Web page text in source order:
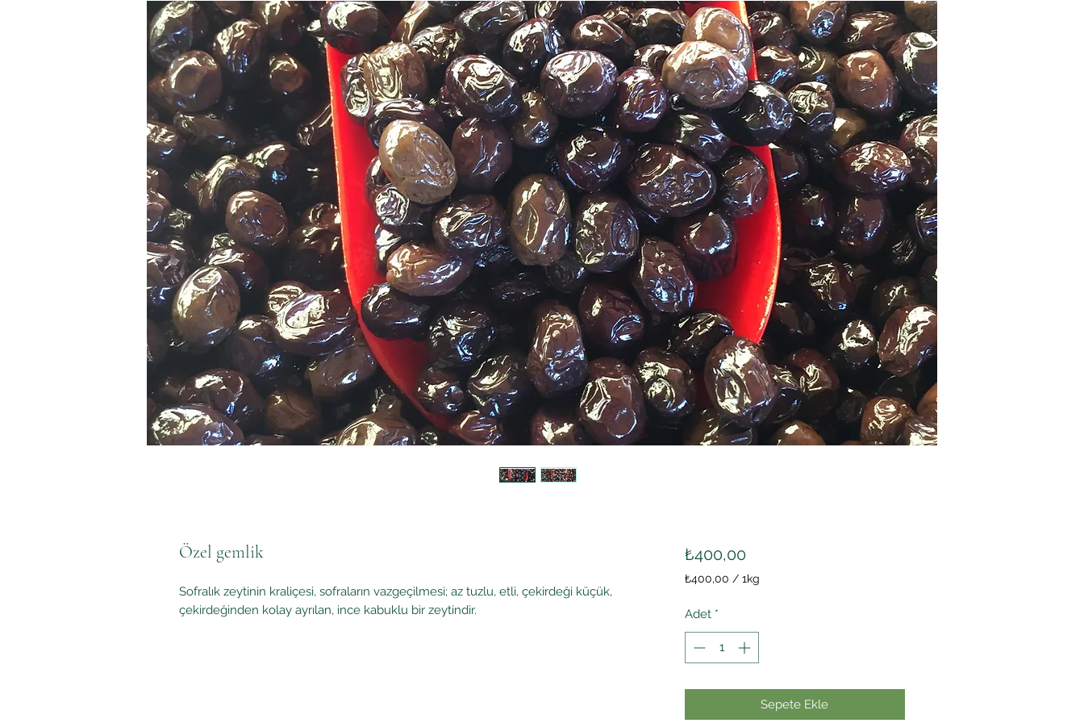
Özel gemlik
Sofralık zeytinin kraliçesi, sofraların vazgeçilmesi; az tuzlu, etli, çekirdeği küçük,
çekirdeğinden kolay ayrılan, ince kabuklu bir zeytindir.
₺400,00Fiyat
₺400,00 / 1kg
Kilogram
Adet *
Sepete Ekle